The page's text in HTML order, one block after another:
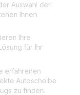
Auswahl der
Ihnen
Ihre
für Ihr
erfahrenen
Autoscheibe
zu finden.